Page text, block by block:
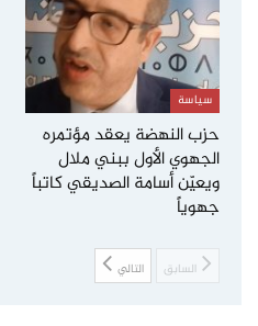
سياسة
حزب النهضة يعقد مؤتمره
الجهوي الأول ببني ملال
ويعيّن أسامة الصديقي كاتباً
جهوياً
السابق التالي